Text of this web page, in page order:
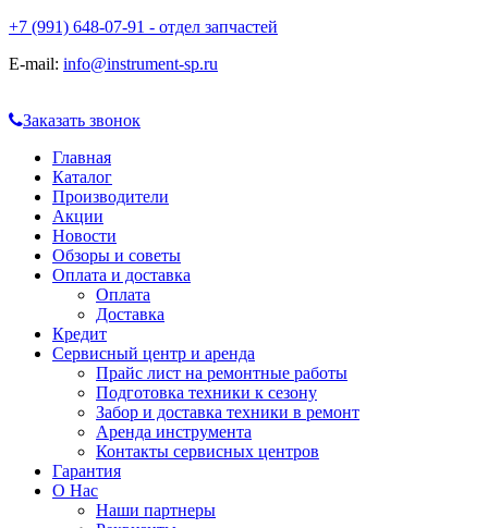
+7 (991) 648-07-91 - отдел запчастей
E-mail: info@instrument-sp.ru
Заказать звонок
Главная
Каталог
Производители
Акции
Новости
Обзоры и советы
Оплата и доставка
Оплата
Доставка
Кредит
Сервисный центр и аренда
Прайс лист на ремонтные работы
Подготовка техники к сезону
Забор и доставка техники в ремонт
Аренда инструмента
Контакты сервисных центров
Гарантия
О Нас
Наши партнеры